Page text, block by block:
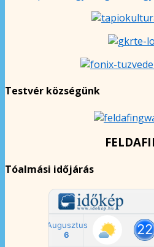
Testvér községünk
Tóalmási időjárás